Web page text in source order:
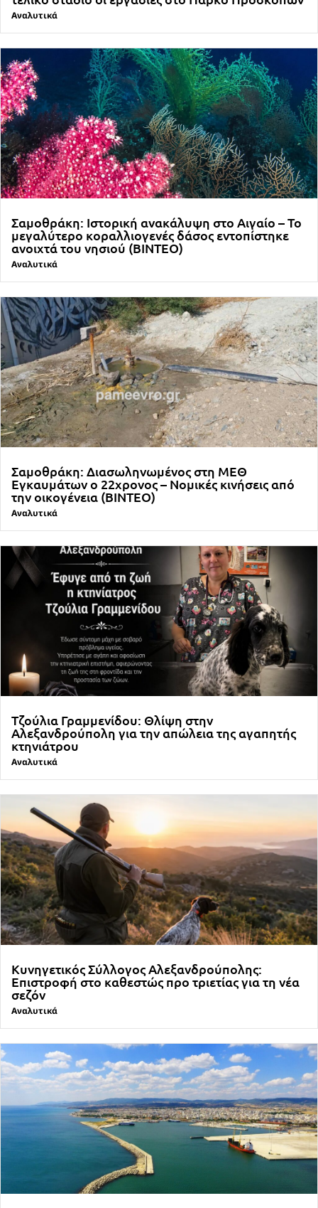
Αναλυτικά
Σαμοθράκη: Ιστορική ανακάλυψη στο Αιγαίο – Το
μεγαλύτερο κοραλλιογενές δάσος εντοπίστηκε
ανοιχτά του νησιού (ΒΙΝΤΕΟ)
Αναλυτικά
Σαμοθράκη: Διασωληνωμένος στη ΜΕΘ
Εγκαυμάτων ο 22χρονος – Νομικές κινήσεις από
την οικογένεια (ΒΙΝΤΕΟ)
Αναλυτικά
Τζούλια Γραμμενίδου: Θλίψη στην
Αλεξανδρούπολη για την απώλεια της αγαπητής
κτηνιάτρου
Αναλυτικά
Κυνηγετικός Σύλλογος Αλεξανδρούπολης:
Επιστροφή στο καθεστώς προ τριετίας για τη νέα
σεζόν
Αναλυτικά